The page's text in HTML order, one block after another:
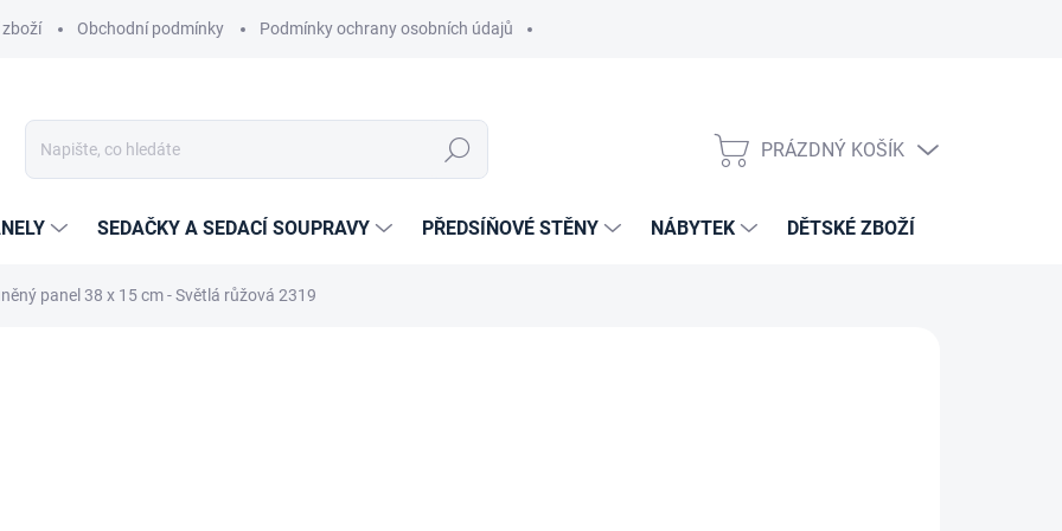
zboží Obchodní podmínky Podmínky ochrany osobních údajů
Hledat
NÁKUPNÍ
PRÁZDNÝ KOŠÍK
SEDAČKY A SEDACÍ SOUPRAVY PŘEDSÍŇOVÉ STĚNY NÁBYTEK DĚTSKÉ ZBOŽÍ
panel 38 x 15 cm - Světlá růžová 2319